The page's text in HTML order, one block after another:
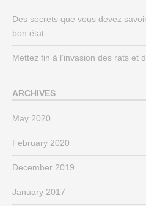
Des secrets que vous devez
bon état
Mettez fin à l’invasion des rats et
ARCHIVES
May 2020
February 2020
December 2019
January 2017